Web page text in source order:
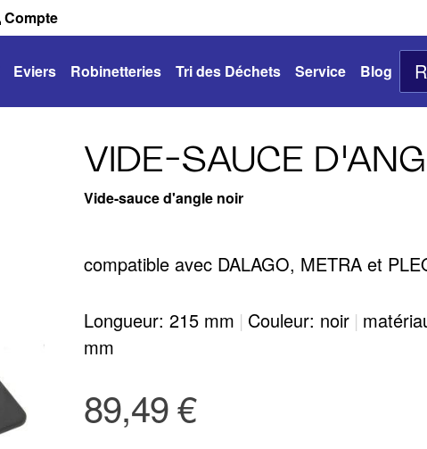
Compte
Eviers Robinetteries Tri des Déchets Service Blog
VIDE-SAUCE
Vide-sauce d'angle noir
compatible avec DALAGO, METRA et
Longueur: 215 mm | Couleur: noir |
mm
89,49 €